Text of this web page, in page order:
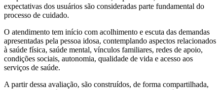
expectativas dos usuários são consideradas parte fundamental do
processo de cuidado.
O atendimento tem início com acolhimento e escuta das demandas
apresentadas pela pessoa idosa, contemplando aspectos relacionados
à saúde física, saúde mental, vínculos familiares, redes de apoio,
condições sociais, autonomia, qualidade de vida e acesso aos
serviços de saúde.
A partir dessa avaliação, são construídos, de forma compartilhada,